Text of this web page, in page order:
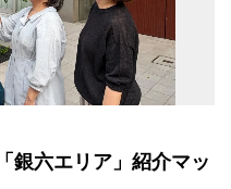
銀六エリア」紹介マッ